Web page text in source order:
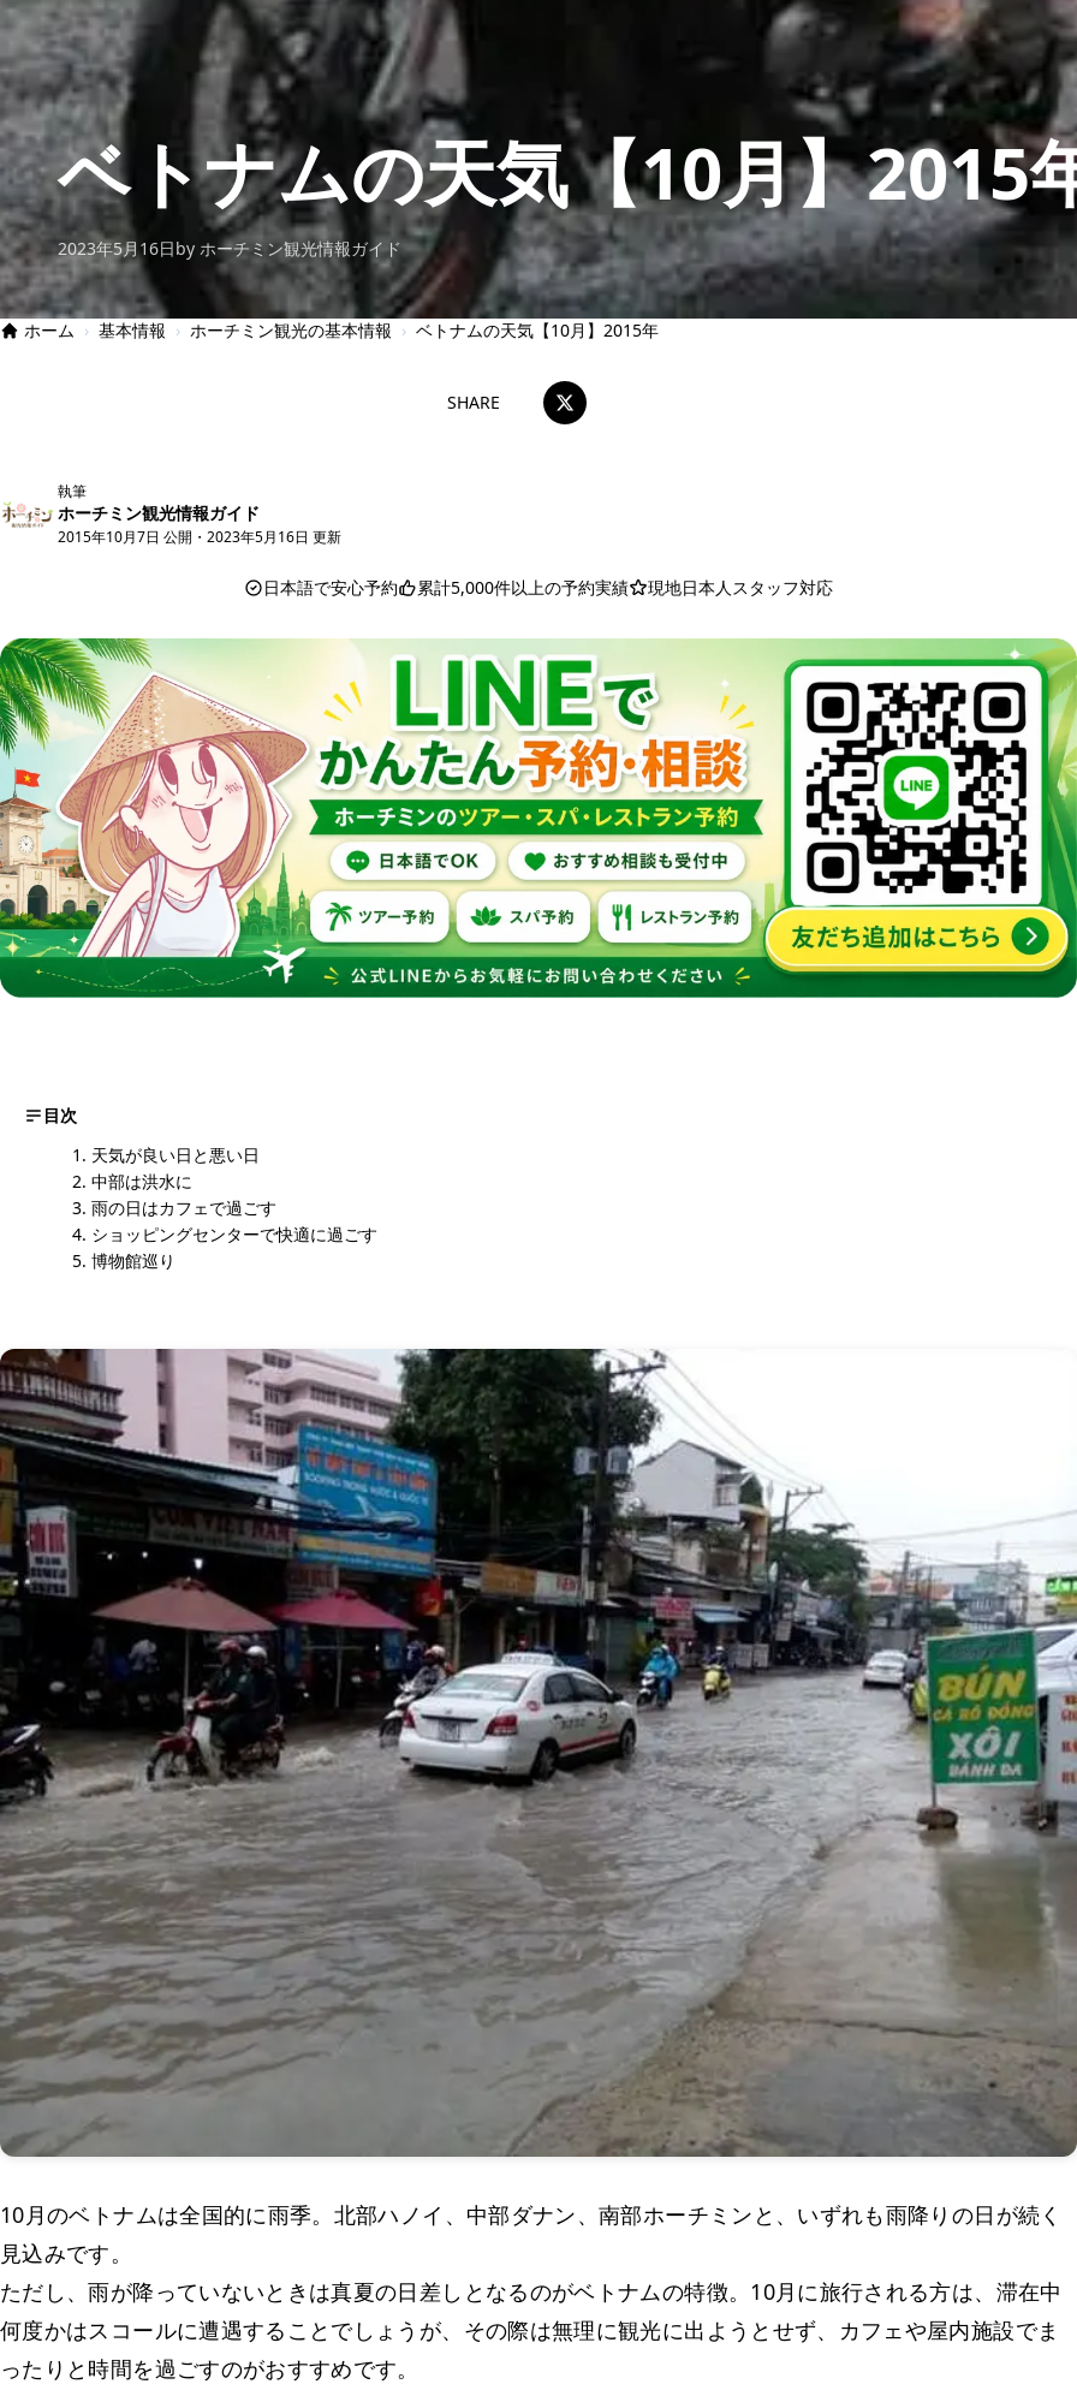
ベトナムの天気【10月】2015
2023年5月16日by ホーチミン観光情報ガイド
ホーム › 基本情報 › ホーチミン観光の基本情報 › ベトナムの天気【10月】2015年
SHARE
執筆
ホーチミン観光情報ガイド
2015年10月7日 公開 ・ 2023年5月16日 更新
日本語で安心予約 累計5,000件以上の予約実績 現地日本人スタッフ対応
目次
天気が良い日と悪い日
中部は洪水に
雨の日はカフェで過ごす
ショッピングセンターで快適に過ごす
博物館巡り
10月のベトナムは全国的に雨季。北部ハノイ、中部ダナン、南部ホーチミンと、いずれも雨降りの日が続く
見込みです。
ただし、雨が降っていないときは真夏の日差しとなるのがベトナムの特徴。10月に旅行される方は、滞在中
何度かはスコールに遭遇することでしょうが、その際は無理に観光に出ようとせず、カフェや屋内施設でま
ったりと時間を過ごすのがおすすめです。